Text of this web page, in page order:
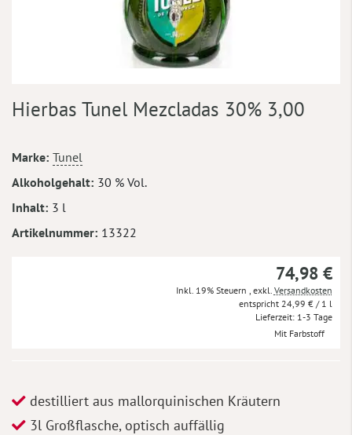
Anfang
springen
Hierbas Tunel Mezcladas 30% 3,00
Mehr
Informationen
Marke Tunel
Alkoholgehalt 30 % Vol.
Inhalt 3 l
Artikelnummer 13322
74,98 €
Inkl. 19% Steuern exkl. Versandkosten
24,99 € / 1 l
Lieferzeit 1-3 Tage
Mit Farbstoff
destilliert aus mallorquinischen Kräutern
3l Großflasche, optisch auffällig